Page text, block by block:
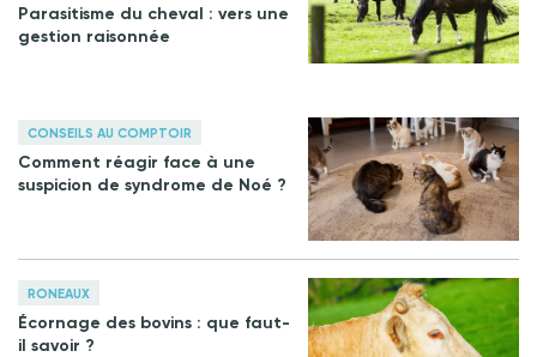
Parasitisme du cheval : vers une
gestion raisonnée
CONSEILS AU COMPTOIR
Comment réagir face à une
suspicion de syndrome de Noé ?
RONEAUX
Écornage des bovins : que faut-
il savoir ?